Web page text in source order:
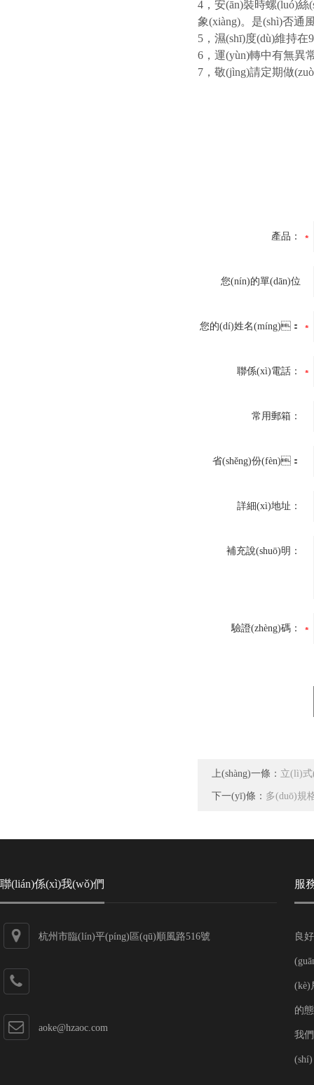
4，安(ān)裝時螺(luó)絲
象(xiàng)。是(shì)否
5，濕(shī)度(dù)維持
6，運(yùn)轉中有無異
7，敬(jìng)請定期做
產品：
您(nín)的單(dān)位
您的(dí)姓名(míng)：
聯係(xì)電話：
常用郵箱：
省(shěng)份(fèn)：
詳細(xì)地址：
補充說(shuō)明：
驗證(zhèng)碼：
上(shàng)一條： 立(lì)式
下一(yī)條： 多(duō)規
聯(lián)係(xì)我(wǒ)們
杭州市臨(lín)平(píng)區(qū)順風路516號
aoke@hzaoc.com
服
良
(kè)
的
我